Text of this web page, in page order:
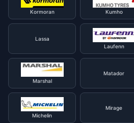
Kormoran Kumho
Lassa
Laufenn
Marshal
Matador
Michelin
Mirage